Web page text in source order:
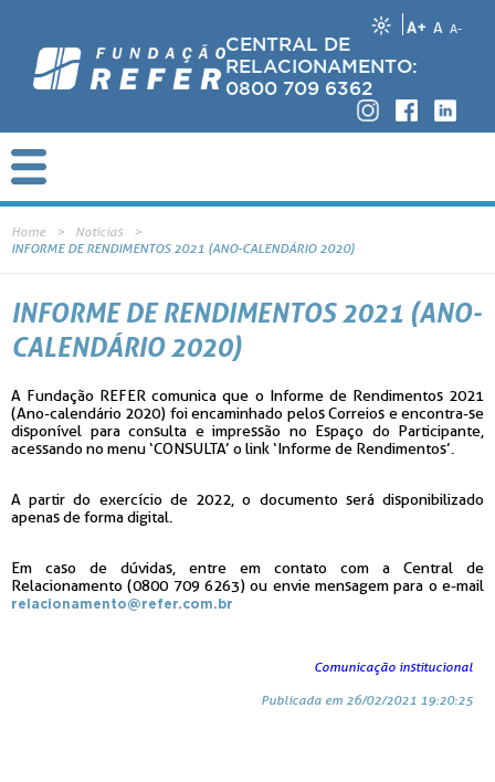
A+ A A-
CENTRAL DE
RELACIONAMENTO:
0800 709 6362
Home
Notícias
INFORME DE RENDIMENTOS 2021 (ANO-CALENDÁRIO 2020)
INFORME DE RENDIMENTOS 2021 (ANO-
CALENDÁRIO 2020)
A Fundação REFER comunica que o Informe de Rendimentos 2021
(Ano-calendário 2020) foi encaminhado pelos Correios e encontra-se
disponível para consulta e impressão no Espaço do Participante,
acessando no menu ‘CONSULTA’ o link ‘Informe de Rendimentos’.
A partir do exercício de 2022, o documento será disponibilizado
apenas de forma digital.
Em caso de dúvidas, entre em contato com a Central de
Relacionamento (0800 709 6263) ou envie mensagem para o e-mail
relacionamento@refer.com.br
Comunicação institucional
Publicada em 26/02/2021 19:20:25